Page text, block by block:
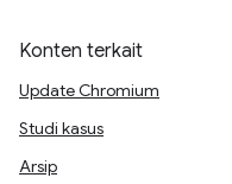
Konten terkait
Update Chromium
Studi kasus
Arsip